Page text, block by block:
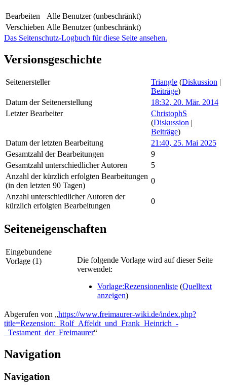
Bearbeiten
Alle Benutzer (unbeschränkt)
Verschieben Alle Benutzer (unbeschränkt)
Das Seitenschutz-Logbuch für diese Seite ansehen.
Versionsgeschichte
Seitenersteller Triangle (Diskussion
Beiträge)
Datum der Seitenerstellung
18:32, 20. Mär. 2014
Letzter Bearbeiter
ChristophS
(Diskussion
Beiträge)
Datum der letzten Bearbeitung
21:40, 25. Mai 2025
Gesamtzahl der Bearbeitungen
9
Gesamtzahl unterschiedlicher Autoren
5
Anzahl der kürzlich erfolgten Bearbeitungen
(in den letzten 90 Tagen)
0
Anzahl unterschiedlicher Autoren der
kürzlich erfolgten Bearbeitungen
0
Seiteneigenschaften
Eingebundene
Vorlage (1)
Die folgende Vorlage wird auf dieser Seite
verwendet:
Vorlage:Rezensionenliste (Quelltext
anzeigen)
Abgerufen von „https://www.freimaurer-wiki.de/index.php?
title=Rezension:_Rolf_Affeldt_und_Frank_Heinrich_-
_Testament_der_Freimaurer“
Navigation
Navigation